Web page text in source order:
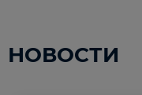
НОВОСТИ